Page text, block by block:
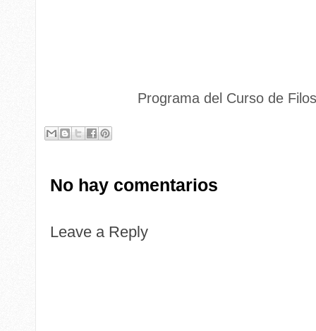
Programa del Curso de
No hay comentarios
Leave a Reply